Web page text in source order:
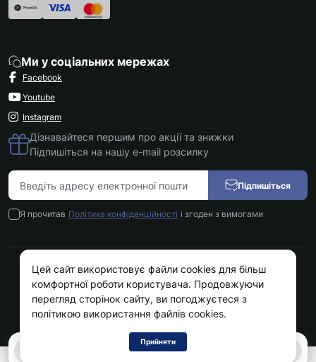
0
Ми у соціальних мережах
Facebook
Youtube
Instagram
Дізнавайтеся першим про акції та знижки
Підпишіться на нашу e-mail розсилку
Підпишіться
Я прочитав Політика конфіденційності і згоден з вимогами
Kokos.com.ua © 2026
Цей сайт використовує файли cookies для більш
комфортної роботи користувача. Продовжуючи
перегляд сторінок сайту, ви погоджуєтеся з
політикою використання файлів cookies.
Прийняти